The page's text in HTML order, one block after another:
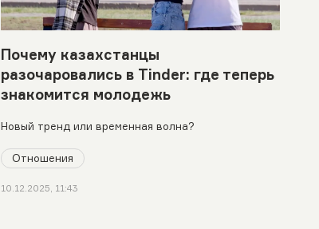
Почему казахстанцы
разочаровались в Tinder: где теперь
знакомится молодежь
Новый тренд или временная волна?
Отношения
10.12.2025, 11:43